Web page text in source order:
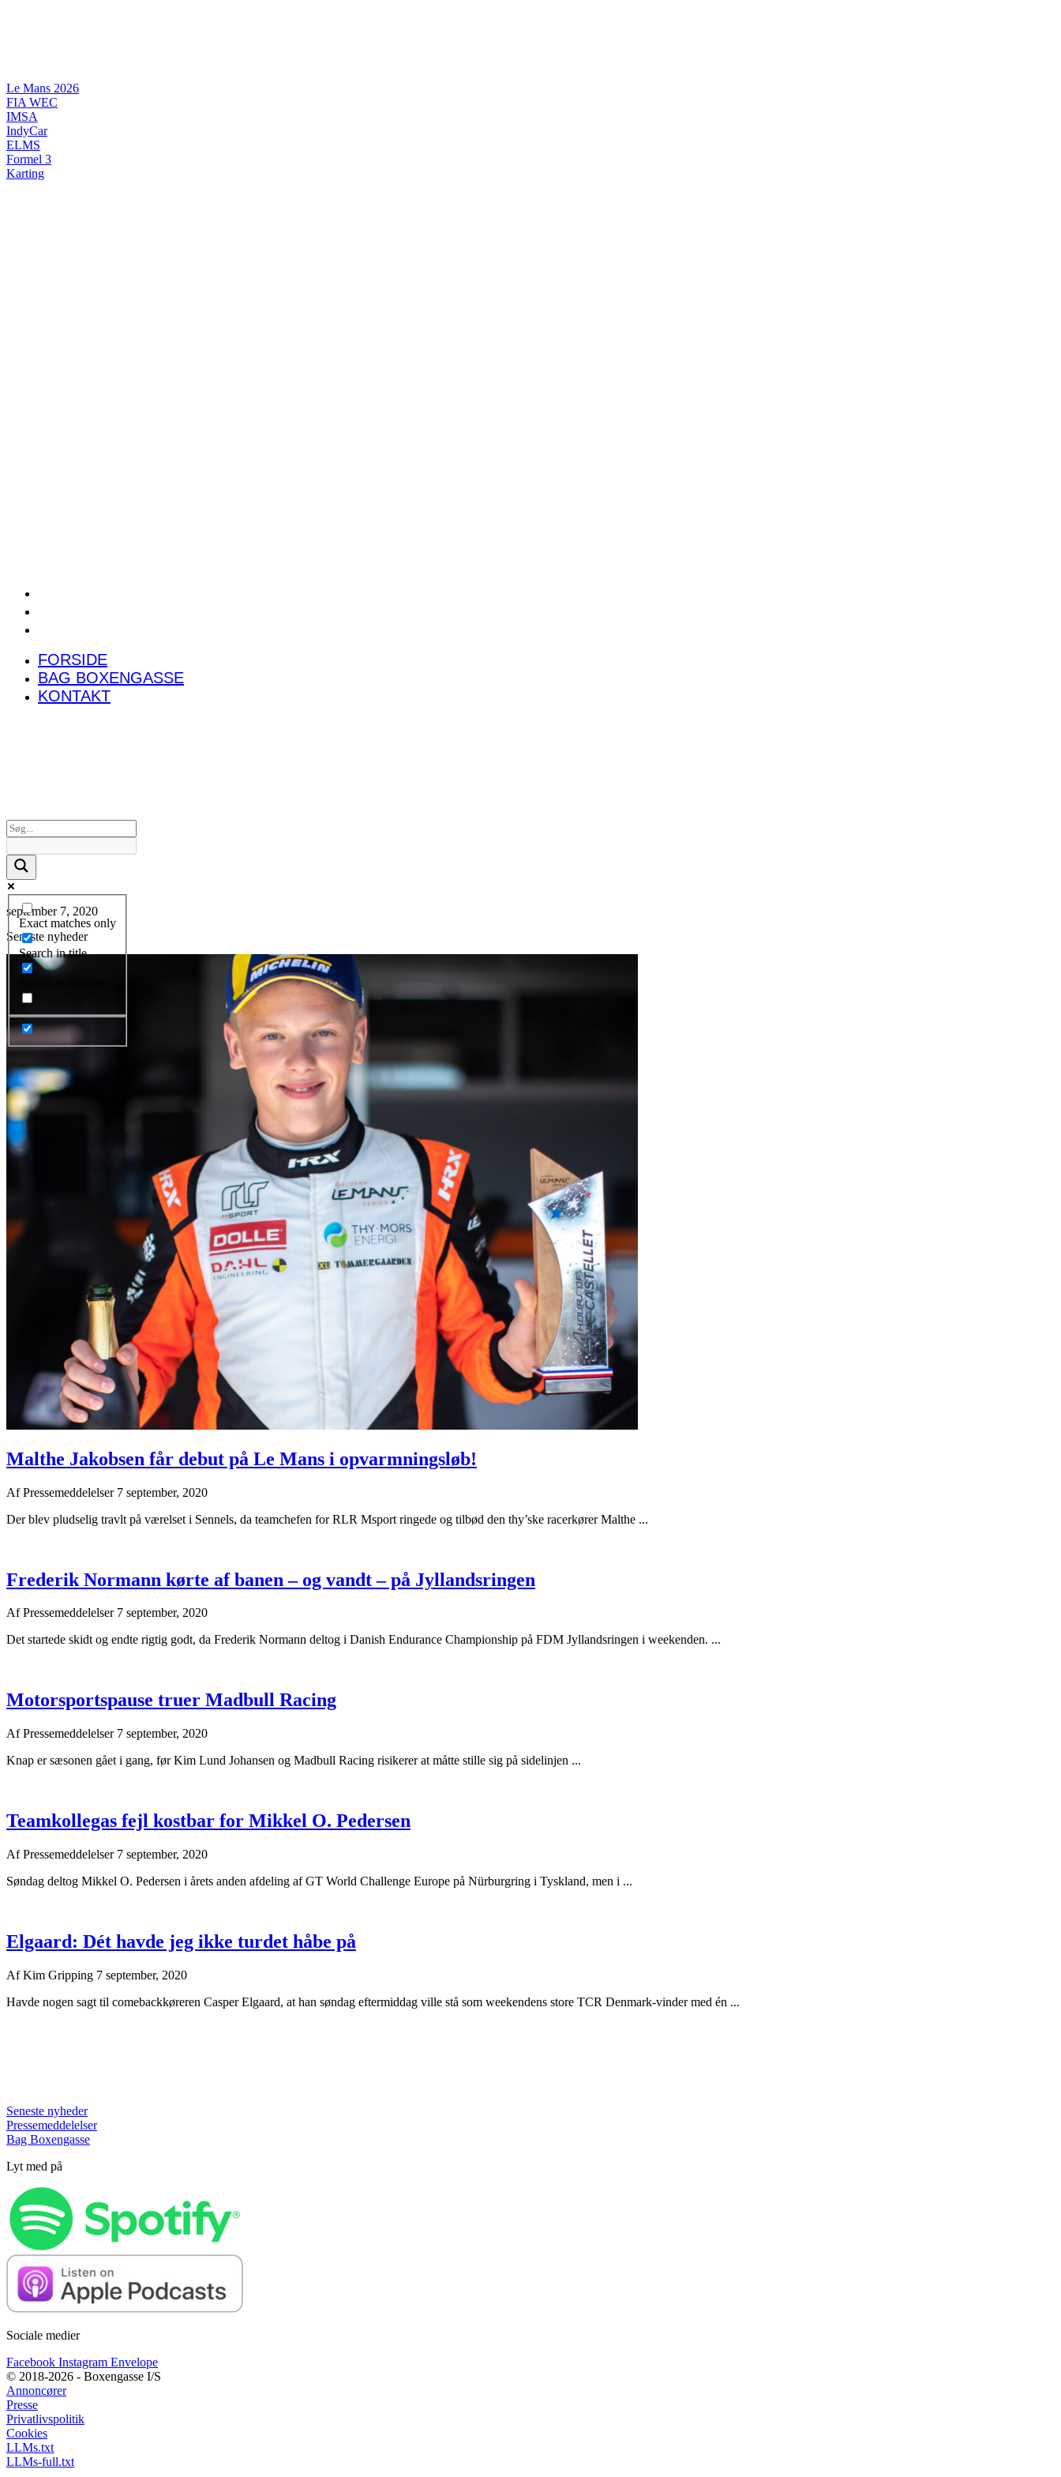
Le Mans 2026
FIA WEC
IMSA
IndyCar
ELMS
Formel 3
Karting
FORSIDE
BAG BOXENGASSE
KONTAKT
Exact matches only
Search in title
september 7, 2020
Seneste nyheder
Malthe Jakobsen får debut på Le Mans i opvarmningsløb!
AfPressemeddelelser 7 september, 2020
Der blev pludselig travlt på værelset i Sennels, da teamchefen for RLR Msport ringede og tilbød den thy’ske racerkører Malthe ...
Frederik Normann kørte af banen – og vandt – på Jyllandsringen
AfPressemeddelelser 7 september, 2020
Det startede skidt og endte rigtig godt, da Frederik Normann deltog i Danish Endurance Championship på FDM Jyllandsringen i weekenden. ...
Motorsportspause truer Madbull Racing
AfPressemeddelelser 7 september, 2020
Knap er sæsonen gået i gang, før Kim Lund Johansen og Madbull Racing risikerer at måtte stille sig på sidelinjen ...
Teamkollegas fejl kostbar for Mikkel O. Pedersen
AfPressemeddelelser 7 september, 2020
Søndag deltog Mikkel O. Pedersen i årets anden afdeling af GT World Challenge Europe på Nürburgring i Tyskland, men i ...
Elgaard: Dét havde jeg ikke turdet håbe på
AfKim Gripping 7 september, 2020
Havde nogen sagt til comebackkøreren Casper Elgaard, at han søndag eftermiddag ville stå som weekendens store TCR Denmark-vinder med én ...
Seneste nyheder
Pressemeddelelser
Bag Boxengasse
Lyt med på
Sociale medier
Facebook Instagram Envelope
© 2018-2026 - Boxengasse I/S
Annoncører
Presse
Privatlivspolitik
Cookies
LLMs.txt
LLMs-full.txt